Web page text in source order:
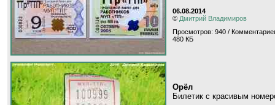
06.08.2014
© Дмитрий Владимиров
Просмотров: 940 /
480 КБ
Орёл
Билетик с красивым